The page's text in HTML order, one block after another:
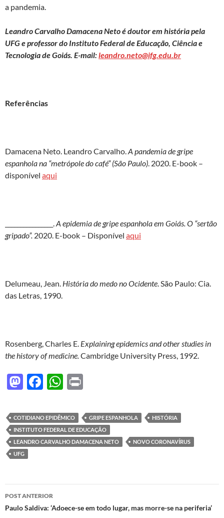
a pandemia.
Leandro Carvalho Damacena Neto é doutor em história pela
UFG e professor do Instituto Federal de Educação, Ciência e
Tecnologia de Goiás. E-mail:leandro.neto@ifg.edu.br
Referências
Damacena Neto. Leandro Carvalho.A pandemia de gripe
espanhola na “metrópole do café” (São Paulo). 2020. E-book –
disponível aqui
________________.A epidemia de gripe espanhola em Goiás. O “sertão
gripado”. 2020. E-book – Disponível aqui
Delumeau, Jean. História do medo no Ocidente. São Paulo: Cia.
das Letras, 1990.
Rosenberg, Charles E. Explaining epidemics and other studies in
the history of medicine.Cambridge University Press, 1992.
M
to
d
o
n
F
e
b
o
W
at
s
A
nt
COTIDIANO EPIDÊMICO GRIPE ESPANHOLA
HISTÓRIA
INSTITUTO FEDERAL DE EDUCAÇÃO
LEANDRO CARVALHO DAMACENA NETO
NOVO CORONAVÍRUS
UFG
Navegação
de
POST ANTERIOR
Paulo Saldiva: ‘Adoece-se em todo lugar, mas morre-se na periferia’